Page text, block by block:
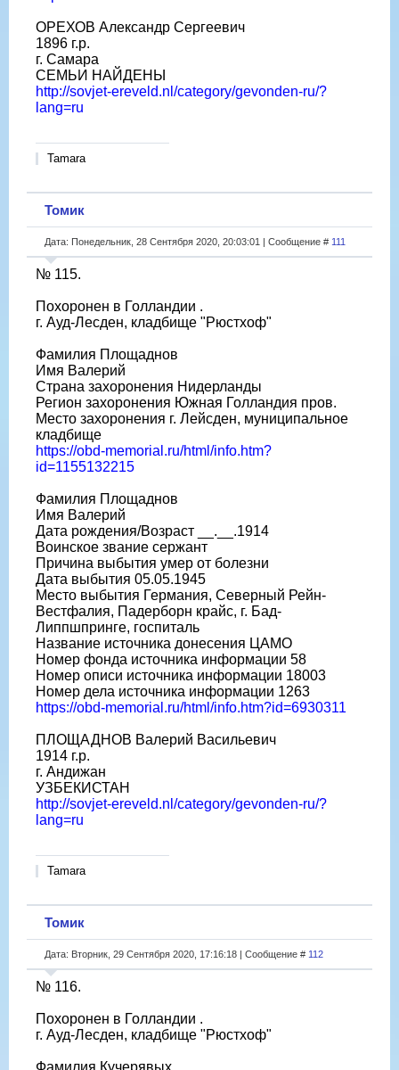
ОРЕХОВ Александр Сергеевич
1896 г.р.
г. Самара
СЕМЬИ НАЙДЕНЫ
http://sovjet-ereveld.nl/category/gevonden-ru/?
lang=ru
Tamara
Томик
Дата: Понедельник, 28 Сентября 2020, 20:03:01 | Сообщение # 111
№ 115.
Похоронен в Голландии .
г. Ауд-Лесден, кладбище "Рюстхоф"
Фамилия Площаднов
Имя Валерий
Страна захоронения Нидерланды
Регион захоронения Южная Голландия пров.
Место захоронения г. Лейсден, муниципальное
кладбище
https://obd-memorial.ru/html/info.htm?
id=1155132215
Фамилия Площаднов
Имя Валерий
Дата рождения/Возраст __.__.1914
Воинское звание сержант
Причина выбытия умер от болезни
Дата выбытия 05.05.1945
Место выбытия Германия, Северный Рейн-
Вестфалия, Падерборн крайс, г. Бад-
Липпшпринге, госпиталь
Название источника донесения ЦАМО
Номер фонда источника информации 58
Номер описи источника информации 18003
Номер дела источника информации 1263
https://obd-memorial.ru/html/info.htm?id=6930311
ПЛОЩАДНОВ Валерий Васильевич
1914 г.р.
г. Андижан
УЗБЕКИСТАН
http://sovjet-ereveld.nl/category/gevonden-ru/?
lang=ru
Tamara
Томик
Дата: Вторник, 29 Сентября 2020, 17:16:18 | Сообщение # 112
№ 116.
Похоронен в Голландии .
г. Ауд-Лесден, кладбище "Рюстхоф"
Фамилия Кучерявых